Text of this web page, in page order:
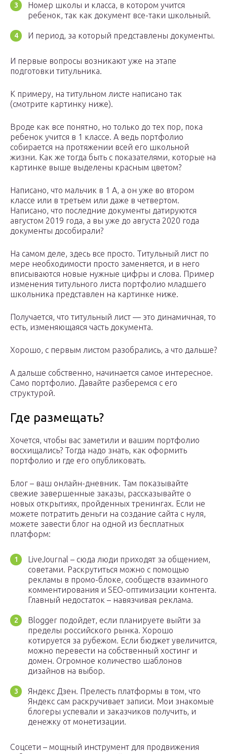
Номер школы и класса, в котором учится
ребенок, так как документ все-таки школьный.
И период, за который представлены документы.
И первые вопросы возникают уже на этапе
подготовки титульника.
К примеру, на титульном листе написано так
(смотрите картинку ниже).
Вроде как все понятно, но только до тех пор, пока
ребенок учится в 1 классе. А ведь портфолио
собирается на протяжении всей его школьной
жизни. Как же тогда быть с показателями, которые на
картинке выше выделены красным цветом?
Написано, что мальчик в 1 А, а он уже во втором
классе или в третьем или даже в четвертом.
Написано, что последние документы датируются
августом 2019 года, а вы уже до августа 2020 года
документы дособирали?
На самом деле, здесь все просто. Титульный лист по
мере необходимости просто заменяется, и в него
вписываются новые нужные цифры и слова. Пример
изменения титульного листа портфолио младшего
школьника представлен на картинке ниже.
Получается, что титульный лист — это динамичная, то
есть, изменяющаяся часть документа.
Хорошо, с первым листом разобрались, а что дальше?
А дальше собственно, начинается самое интересное.
Само портфолио. Давайте разберемся с его
структурой.
Где размещать?
Хочется, чтобы вас заметили и вашим портфолио
восхищались? Тогда надо знать, как оформить
портфолио и где его опубликовать.
Блог – ваш онлайн-дневник. Там показывайте
свежие завершенные заказы, рассказывайте о
новых открытиях, пройденных тренингах. Если не
можете потратить деньги на создание сайта с нуля,
можете завести блог на одной из бесплатных
платформ:
LiveJournal – сюда люди приходят за общением,
советами. Раскрутиться можно с помощью
рекламы в промо-блоке, сообществ взаимного
комментирования и SEO-оптимизации контента.
Главный недостаток – навязчивая реклама.
Blogger подойдет, если планируете выйти за
пределы российского рынка. Хорошо
котируется за рубежом. Если бюджет увеличится,
можно перевести на собственный хостинг и
домен. Огромное количество шаблонов
дизайнов на выбор.
Яндекс Дзен. Прелесть платформы в том, что
Яндекс сам раскручивает записи. Мои знакомые
блогеры успевали и заказчиков получить, и
денежку от монетизации.
Соцсети – мощный инструмент для продвижения